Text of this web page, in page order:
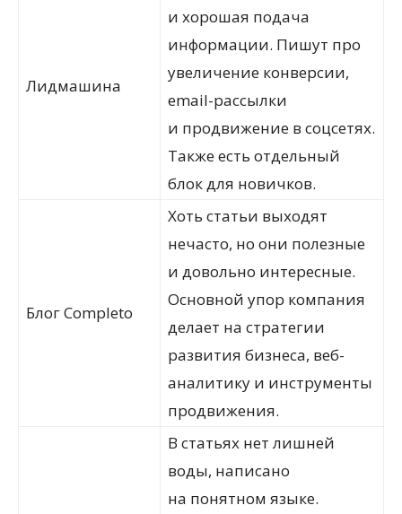
Лидмашина
и хорошая подача
информации. Пишут про
увеличение конверсии,
email-рассылки
и продвижение в соцсетях.
Также есть отдельный
блок для новичков.
Блог Сompleto
Хоть статьи выходят
нечасто, но они полезные
и довольно интересные.
Основной упор компания
делает на стратегии
развития бизнеса, веб-
аналитику и инструменты
продвижения.
В статьях нет лишней
воды, написано
на понятном языке.